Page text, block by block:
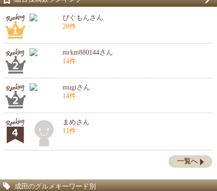
ぴぐもんさん
28件
mrkm880144さん
14件
mugiさん
14件
まめさん
11件
一覧へ
成田のグルメキーワード別